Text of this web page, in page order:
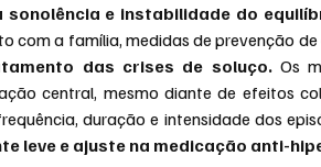
sonolência e instabilidade do
com a família, medidas de prevenção de
das crises de soluço. Os
central, mesmo diante de efeitos
duração e intensidade dos
leve e ajuste na medicação anti-